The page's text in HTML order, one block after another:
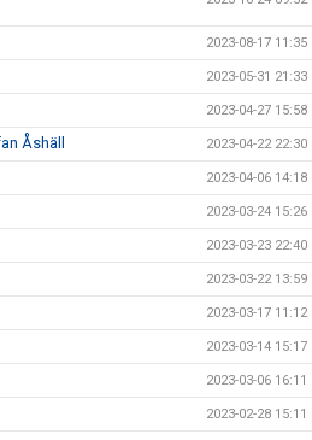
2023-08-17 11:35
2023-05-31 21:33
2023-04-27 15:58
Åshäll 2023-04-22 22:30
2023-04-06 14:18
2023-03-24 15:26
2023-03-23 22:40
2023-03-22 13:59
2023-03-17 11:12
2023-03-14 15:17
2023-03-06 16:11
2023-02-28 15:11